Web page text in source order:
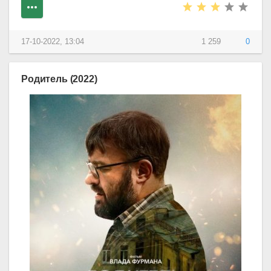
1 259 0
17-10-2022, 13:04
Родитель (2022)